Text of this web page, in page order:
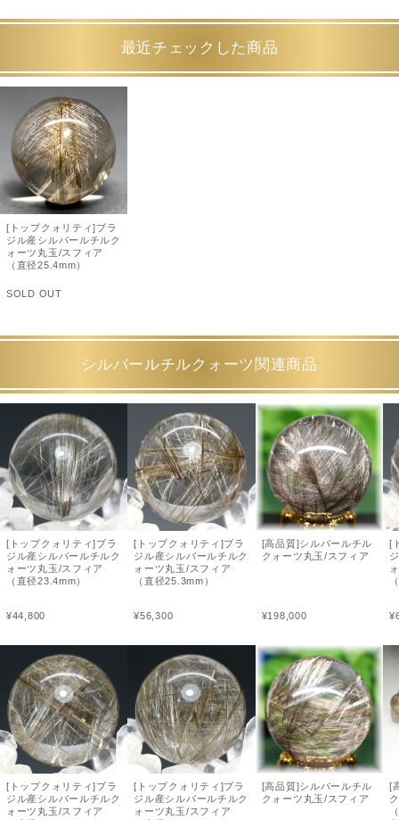
最近チェックした商品
[トップクォリティ]ブラ
ジル産シルバールチルク
ォーツ丸玉/スフィア
（直径25.4mm）
SOLD OUT
シルバールチルクォーツ関連商品
[トップクォリティ]ブラ
ジル産シルバールチルク
ォーツ丸玉/スフィア
（直径23.4mm）
¥44,800
[トップクォリティ]ブラ
ジル産シルバールチルク
ォーツ丸玉/スフィア
[トップクォリティ]ブラ
ジル産シルバールチルク
ォーツ丸玉/スフィア
（直径25.3mm）
¥56,300
[トップクォリティ]ブラ
ジル産シルバールチルク
ォーツ丸玉/スフィア
[高品質]シルバールチル
クォーツ丸玉/スフィア
¥198,000
[高品質]シルバールチル
クォーツ丸玉/スフィア
[
¥
[